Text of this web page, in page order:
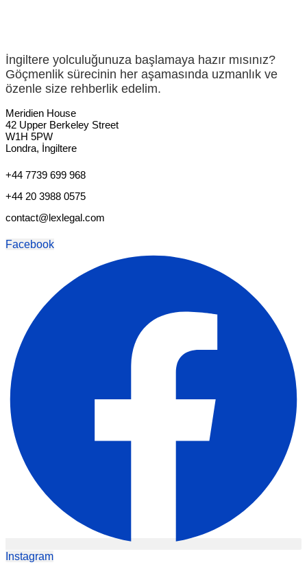
İngiltere yolculuğunuza başlamaya hazır mısınız?
Göçmenlik sürecinin her aşamasında uzmanlık ve
özenle size rehberlik edelim.
Meridien House
42 Upper Berkeley Street
W1H 5PW
Londra, İngiltere
+44 7739 699 968
+44 20 3988 0575
contact@lexlegal.com
Facebook
Instagram